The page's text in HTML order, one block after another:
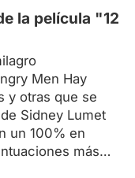
la película "12
Men Hay
y otras que se
Sidney Lumet
un 100% en
más
drama judicial